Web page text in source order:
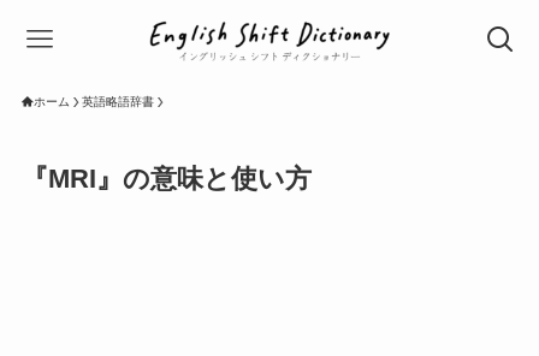
ホーム 英語略語辞書
『MRI』の意味と使い方